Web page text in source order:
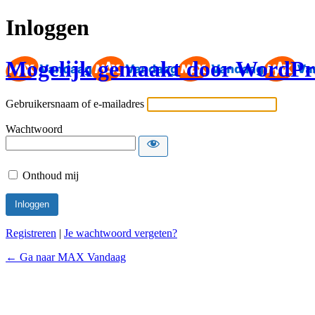
Inloggen
Mogelijk gemaakt door
Gebruikersnaam of e-mailadres
Wachtwoord
Onthoud mij
Registreren | Je wachtwoord vergeten?
← Ga naar MAX Vandaag